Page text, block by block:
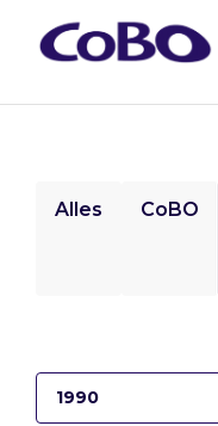
Alles CoBO
1990